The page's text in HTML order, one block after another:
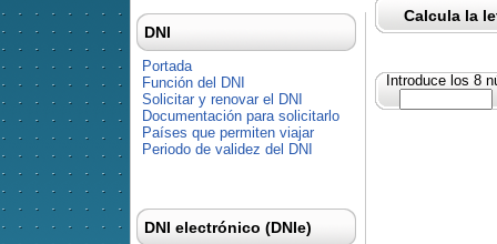
Calcula la
Introduce los 8
DNI
Portada
Función del DNI
Solicitar y renovar el DNI
Documentación para solicitarlo
Países que permiten viajar
Periodo de validez del DNI
DNI electrónico (DNIe)